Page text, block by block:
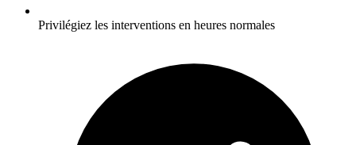
Privilégiez les interventions en heures normales